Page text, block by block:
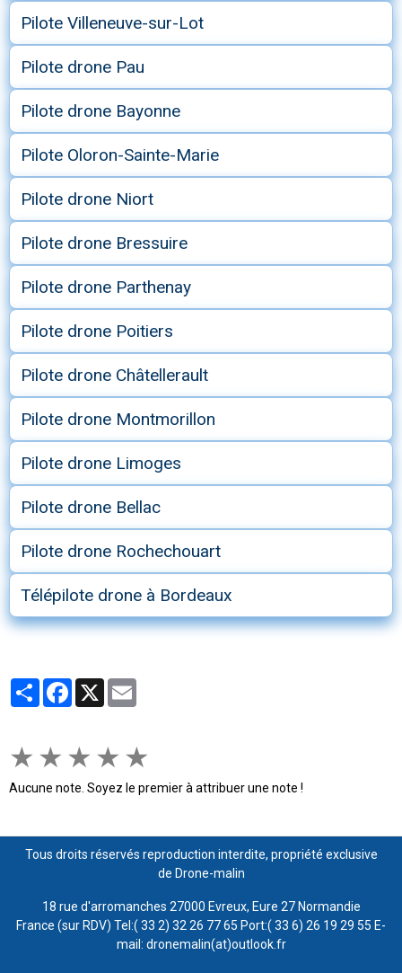
Pilote Villeneuve-sur-Lot
Pilote drone Pau
Pilote drone Bayonne
Pilote Oloron-Sainte-Marie
Pilote drone Niort
Pilote drone Bressuire
Pilote drone Parthenay
Pilote drone Poitiers
Pilote drone Châtellerault
Pilote drone Montmorillon
Pilote drone Limoges
Pilote drone Bellac
Pilote drone Rochechouart
Télépilote drone à Bordeaux
PartagerFacebook
X
★ ★ ★ ★ ★
Aucune note. Soyez le premier à attribuer une note !
Tous droits réservés reproduction interdite, propriété exclusive
de Drone-malin
18 rue d'arromanches 27000 Evreux, Eure 27 Normandie
France (sur RDV) Tel:( 33 2) 32 26 77 65 Port:( 33 6) 26 19 29 55 E-
mail: dronemalin(at)outlook.fr